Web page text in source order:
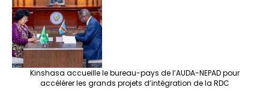
Kinshasa accueille le bureau-pays de l’AUDA-NEPAD pour
accélérer les grands projets d’intégration de la RDC